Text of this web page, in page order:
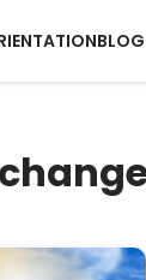
BLOG